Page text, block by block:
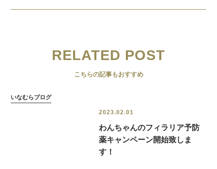
RELATED POST
こちらの記事もおすすめ
いなむらブログ
2023.02.01
わんちゃんのフィラリア予防
薬キャンペーン開始致しま
す！